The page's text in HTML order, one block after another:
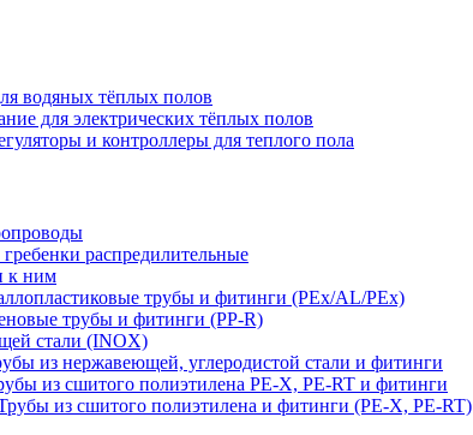
водяных тёплых полов
для электрических тёплых полов
и контроллеры для теплого пола
распредилительные
к ним
трубы и фитинги (PEx/AL/PEx)
трубы и фитинги (PP-R)
стали (INOX)
из нержавеющей, углеродистой стали и фитинги
из сшитого полиэтилена PE-X, PE-RT и фитинги
из сшитого полиэтилена и фитинги (PE-X, PE-RT)